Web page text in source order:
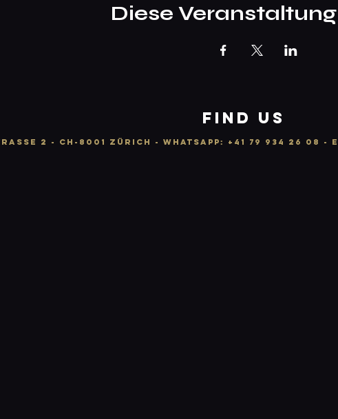
Diese
FIND US
2 - CH-8001 ZÜRICH - WhatsApp: +41 79 934 26 08 -